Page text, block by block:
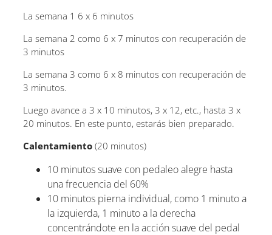
La semana 1 6 x 6 minutos
La semana 2 como 6 x 7 minutos con recuperación de
3 minutos
La semana 3 como 6 x 8 minutos con recuperación de
3 minutos.
Luego avance a 3 x 10 minutos, 3 x 12, etc., hasta 3 x
20 minutos. En este punto, estarás bien preparado.
Calentamiento (20 minutos)
10 minutos suave con pedaleo alegre hasta
una frecuencia del 60%
10 minutos pierna individual, como 1 minuto a
la izquierda, 1 minuto a la derecha
concentrándote en la acción suave del pedal